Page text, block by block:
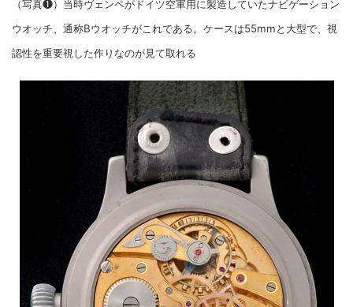
（写真❶）当時ヴェンペがドイツ空軍用に製造していたナビゲーション
ウオッチ、通称Bウオッチがこれである。ケースは55mmと大型で、視
認性を重要視した作りなのが見て取れる